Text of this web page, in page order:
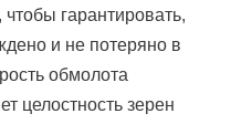
гарантировать,
и не потеряно в
обмолота
целостность зерен